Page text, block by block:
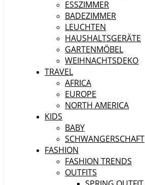
ESSZIMMER
BADEZIMMER
LEUCHTEN
HAUSHALTSGERÄTE
GARTENMÖBEL
WEIHNACHTSDEKO
TRAVEL
AFRICA
EUROPE
NORTH AMERICA
KIDS
BABY
SCHWANGERSCHAFT
FASHION
FASHION TRENDS
OUTFITS